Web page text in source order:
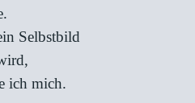
Selbstbild
ich mich.